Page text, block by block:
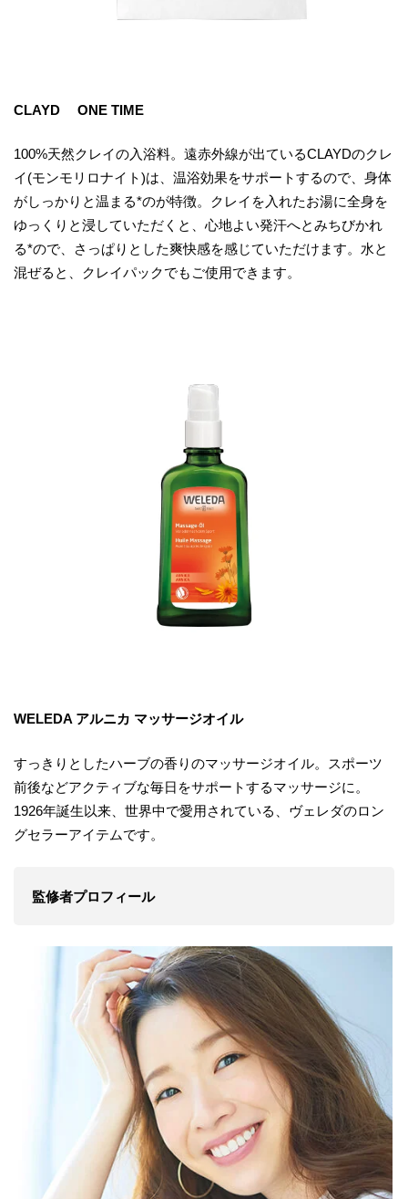
CLAYD ONE TIME
100%天然クレイの入浴料。遠赤外線が出ているCLAYDのクレ
イ(モンモリロナイト)は、温浴効果をサポートするので、身体
がしっかりと温まる*のが特徴。クレイを入れたお湯に全身を
ゆっくりと浸していただくと、心地よい発汗へとみちびかれ
る*ので、さっぱりとした爽快感を感じていただけます。水と
混ぜると、クレイパックでもご使用できます。
WELEDA アルニカ マッサージオイル
すっきりとしたハーブの香りのマッサージオイル。スポーツ
前後などアクティブな毎日をサポートするマッサージに。
1926年誕生以来、世界中で愛用されている、ヴェレダのロン
グセラーアイテムです。
監修者プロフィール